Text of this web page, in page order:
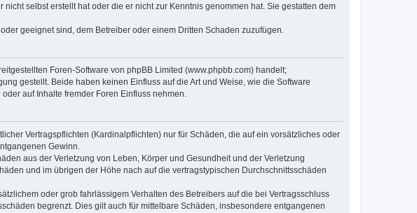
selbst erstellt hat oder die er nicht zur Kenntnis genommen hat. Sie gestatten dem
geeignet sind, dem Betreiber oder einem Dritten Schaden zuzufügen.
Foren-Software von phpBB Limited (www.phpbb.com) handelt;
gestellt. Beide haben keinen Einfluss auf die Art und Weise, wie die Software
auf Inhalte fremder Foren Einfluss nehmen.
Vertragspflichten (Kardinalpflichten) nur für Schäden, die auf ein vorsätzliches oder
Gewinn.
aus der Verletzung von Leben, Körper und Gesundheit und der Verletzung
und im übrigen der Höhe nach auf die vertragstypischen Durchschnittsschäden
oder grob fahrlässigem Verhalten des Betreibers auf die bei Vertragsschluss
begrenzt. Dies gilt auch für mittelbare Schäden, insbesondere entgangenen